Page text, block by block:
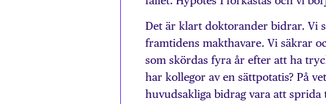
Det är klart doktorander bidrar. Vi
framtidens makthavare. Vi säkrar
som skördas fyra år efter att ha
har kollegor av en sättpotatis? På
huvudsakliga bidrag vara att sprida